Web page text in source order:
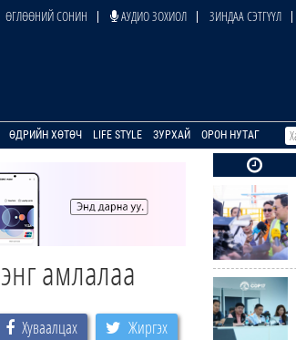
ӨГЛӨӨНИЙ СОНИН АУДИО ЗОХИОЛ ЗИНДАА СЭТГҮҮЛ
ӨДРИЙН ХӨТӨЧ LIFE STYLE ЗУРХАЙ ОРОН НУТАГ
амлалаа
Хуваалцах Жиргэх